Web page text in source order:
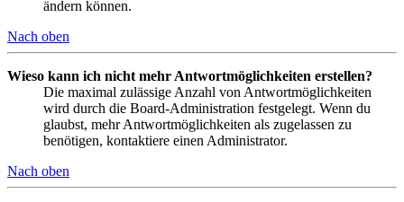
ändern können.
Nach oben
Wieso kann ich nicht mehr Antwortmöglichkeiten erstellen?
Die maximal zulässige Anzahl von Antwortmöglichkeiten
wird durch die Board-Administration festgelegt. Wenn du
glaubst, mehr Antwortmöglichkeiten als zugelassen zu
benötigen, kontaktiere einen Administrator.
Nach oben